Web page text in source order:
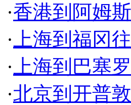
·香港到阿姆
· 上海到福冈
· 上海到巴塞
·北京到开普